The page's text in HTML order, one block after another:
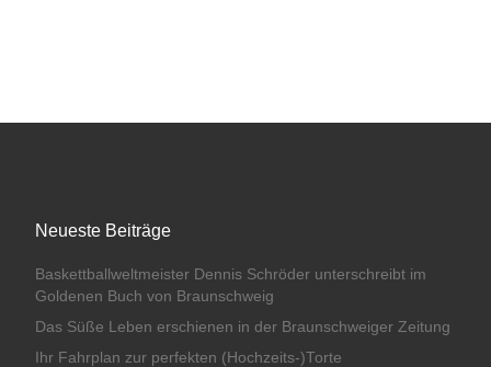
Neueste Beiträge
Baskettballweltmeister Dennis Schröder unterschreibt im
Goldenen Buch von Braunschweig
Das Süße Leben erschienen in der Braunschweiger Zeitung
Ihr Fahrplan zur perfekten (Hochzeits-)Torte